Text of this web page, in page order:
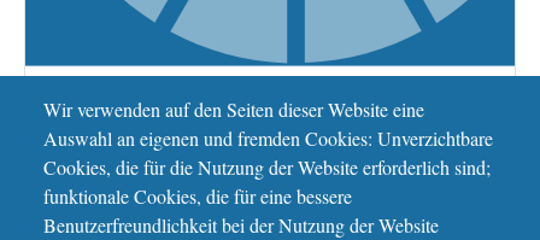
Bestattung und Trauer
Alles rund um Bestattungsinstitute und Trauerhilfe
Image
Wir verwenden auf den Seiten dieser Website eine
Auswahl an eigenen und fremden Cookies: Unverzichtbare
Cookies, die für die Nutzung der Website erforderlich sind;
funktionale Cookies, die für eine bessere
Benutzerfreundlichkeit bei der Nutzung der Website